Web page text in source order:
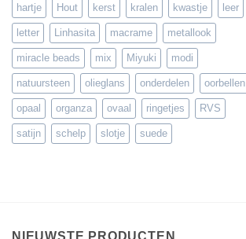
hartje Hout kerst kralen kwastje leer
letter Linhasita macrame metallook
miracle beads mix Miyuki modi
natuursteen olieglans onderdelen oorbellen
opaal organza ovaal ringetjes RVS
satijn schelp slotje suede
NIEUWSTE PRODUCTEN